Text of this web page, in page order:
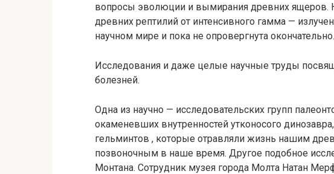
вопросы эволюции и вымирания древних ящеров.
древних рептилий от интенсивного гамма —
научном мире и пока не опровергнута окончательно.
Исследования и даже целые научные труды
болезней.
Одна из научно — исследовательских групп
окаменевших внутренностей утконосого
гельминтов , которые отравляли жизнь нашим
позвоночным в наше время. Другое подобное
Монтана. Сотрудник музея города Молта Натан